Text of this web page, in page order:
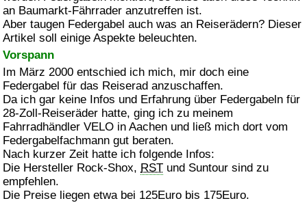
an Baumarkt-Fährrader anzutreffen ist.
Aber taugen Federgabel auch was an Reiserädern? Dieser
Artikel soll einige Aspekte beleuchten.
Vorspann
Im März 2000 entschied ich mich, mir doch eine
Federgabel für das Reiserad anzuschaffen.
Da ich gar keine Infos und Erfahrung über Federgabeln für
28-Zoll-Reiseräder hatte, ging ich zu meinem
Fahrradhändler VELO in Aachen und ließ mich dort vom
Federgabelfachmann gut beraten.
Nach kurzer Zeit hatte ich folgende Infos:
Die Hersteller Rock-Shox, RST und Suntour sind zu
empfehlen.
Die Preise liegen etwa bei 125Euro bis 175Euro.